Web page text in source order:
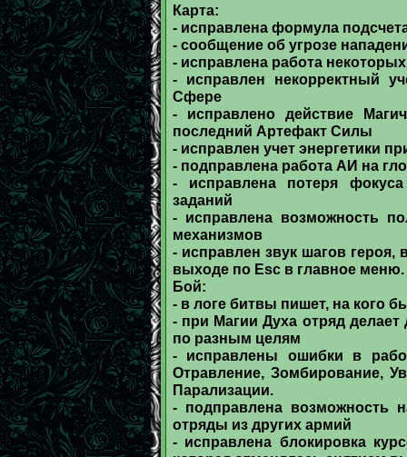
Карта:
- исправлена формула
- сообщение об угрозе
- исправлена работа
- исправлен некорректный
Сфере
- исправлено действие
последний Артефакт Силы
- исправлен учет энергетики
- подправлена работа АИ на
- исправлена потеря
заданий
- исправлена возможность
механизмов
- исправлен звук шагов
выходе по Esc в главное меню.
Бой:
- в логе битвы пишет, на кого
- при Магии Духа отряд
по разным целям
- исправлены ошибки в
Отравление, Зомбирование,
Парализации.
- подправлена возможность
отряды из других армий
- исправлена блокировка